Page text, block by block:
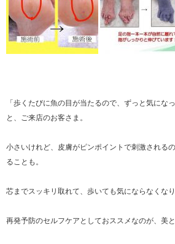
「歩くたびに魚の目が当たるので、ずっと気にな
と、ご来店のお客さま。
小さいけれど、皮膚がピンポイントで刺激される
ることも。
芯までスッキリ取れて、歩いても気にならなくなり
再発予防のセルフケアとしておススメなのが、美